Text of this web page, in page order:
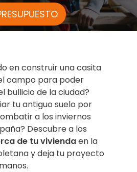
en construir una casita
campo para poder
bullicio de la ciudad?
tu antiguo suelo por
a los inviernos
Descubre a los
de tu viviendaen la
y deja tu proyecto